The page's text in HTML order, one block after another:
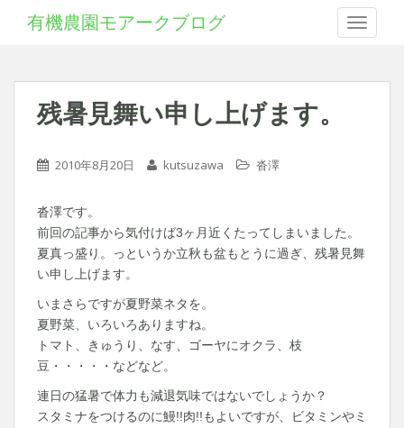
Toggle
有機農園モアークブログ
残暑見舞い申し上げます。
2010年8月20日 kutsuzawa 沓澤
沓澤です。
前回の記事から気付けば3ヶ月近くたってしまいました。
夏真っ盛り。っというか立秋も盆もとうに過ぎ、残暑見舞
い申し上げます。
いまさらですが夏野菜ネタを。
夏野菜、いろいろありますね。
トマト、きゅうり、なす、ゴーヤにオクラ、枝
豆・・・・・などなど。
連日の猛暑で体力も減退気味ではないでしょうか？
スタミナをつけるのに鰻!!肉!!もよいですが、ビタミンやミ